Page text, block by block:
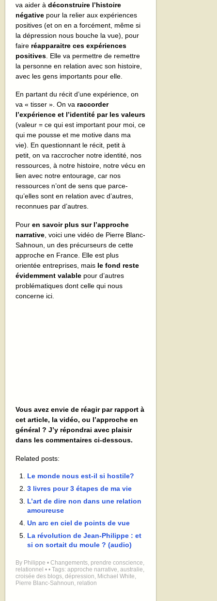
va aider àdéconstruire l’histoire
négative pour la relier aux expériences
positives (et on en a forcément, même si
la dépression nous bouche la vue), pour
faire réapparaitre ces expériences
positives . Elle va permettre de remettre
la personne en relation avec son histoire,
avec les gens importants pour elle.
En partant du récit d’une expérience, on
va « tisser ». On va raccorder
l’expérience et l’identité par les valeurs
(valeur = ce qui est important pour moi, ce
qui me pousse et me motive dans ma
vie). En questionnant le récit, petit à
petit, on va raccrocher notre identité, nos
ressources, à notre histoire, notre vécu en
lien avec notre entourage, car nos
ressources n’ont de sens que parce-
qu’elles sont en relation avec d’autres,
reconnues par d’autres.
Pouren savoir plus sur l’approche
narrative, voici une vidéo de Pierre Blanc-
Sahnoun, un des précurseurs de cette
approche en France. Elle est plus
orientée entreprises, mais le fond reste
évidemment valable pour d’autres
problématiques dont celle qui nous
concerne ici.
Vous avez envie de réagir par rapport à
cet article, la vidéo, ou l’approche en
général ? J’y répondrai avec plaisir
dans les commentaires ci-dessous.
Related posts:
Le monde nous est-il si hostile?
3 livres pour 3 étapes de ma vie
L’art de dire non dans une relation
amoureuse
Un arc en ciel de points de vue
La révolution de Jean-Philippe : et
si on sortait du moule ? (audio)
By Philippe • Changements, prendre conscience,
relationnel • • Tags:approche narrative,australie,
croisée des blogs,dépression, Michael White,
Pierre Blanc-Sahnoun, relation